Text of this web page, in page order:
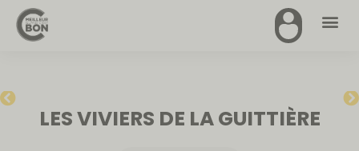
LES VIVIERS DE LA GUITTIÈRE